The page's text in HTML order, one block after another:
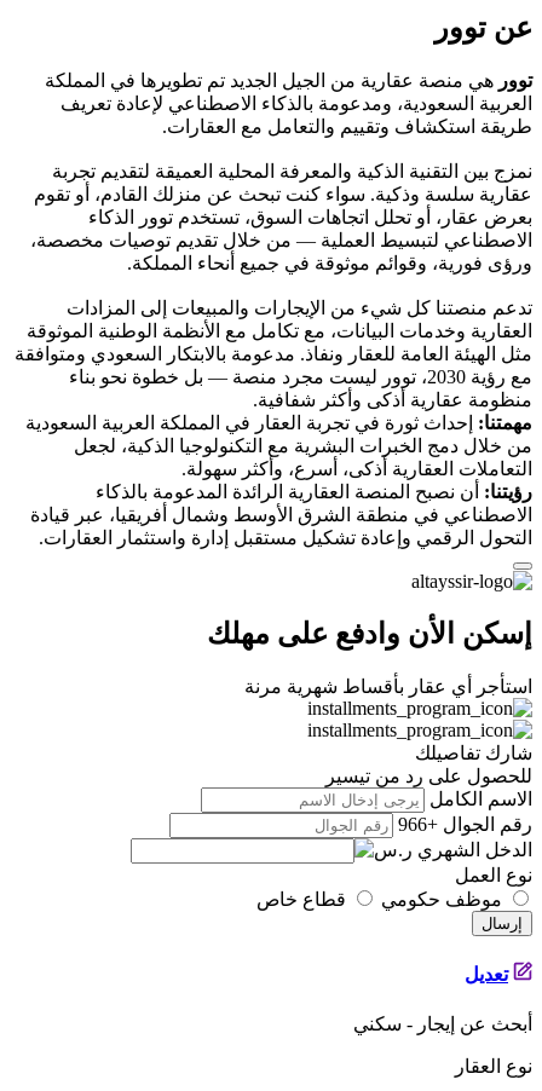
عن توور
توور هي منصة عقارية من الجيل الجديد تم تطويرها في المملكة
العربية السعودية، ومدعومة بالذكاء الاصطناعي لإعادة تعريف
طريقة استكشاف وتقييم والتعامل مع العقارات.
نمزج بين التقنية الذكية والمعرفة المحلية العميقة لتقديم تجربة
عقارية سلسة وذكية. سواء كنت تبحث عن منزلك القادم، أو تقوم
بعرض عقار، أو تحلل اتجاهات السوق، تستخدم توور الذكاء
الاصطناعي لتبسيط العملية — من خلال تقديم توصيات مخصصة،
ورؤى فورية، وقوائم موثوقة في جميع أنحاء المملكة.
تدعم منصتنا كل شيء من الإيجارات والمبيعات إلى المزادات
العقارية وخدمات البيانات، مع تكامل مع الأنظمة الوطنية الموثوقة
مثل الهيئة العامة للعقار ونفاذ. مدعومة بالابتكار السعودي ومتوافقة
مع رؤية 2030، توور ليست مجرد منصة — بل خطوة نحو بناء
منظومة عقارية أذكى وأكثر شفافية.
مهمتنا: إحداث ثورة في تجربة العقار في المملكة العربية السعودية
من خلال دمج الخبرات البشرية مع التكنولوجيا الذكية، لجعل
التعاملات العقارية أذكى، أسرع، وأكثر سهولة.
رؤيتنا: أن نصبح المنصة العقارية الرائدة المدعومة بالذكاء
الاصطناعي في منطقة الشرق الأوسط وشمال أفريقيا، عبر قيادة
التحول الرقمي وإعادة تشكيل مستقبل إدارة واستثمار العقارات.
إسكن الأن وادفع على مهلك
استأجر أي عقار بأقساط شهرية مرنة
شارك تفاصيلك
للحصول على رد من تيسير
الاسم الكامل
رقم الجوال +966
الدخل الشهري
نوع العمل
موظف حكومي
قطاع خاص
إرسال
تعديل
أبحث عن إيجار - سكني
نوع العقار